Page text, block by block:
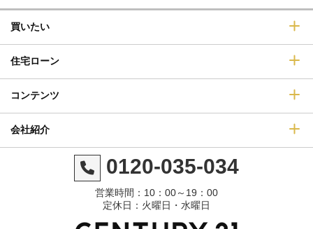
買いたい
住宅ローン
コンテンツ
会社紹介
0120-035-034
営業時間：10：00～19：00
定休日：火曜日・水曜日